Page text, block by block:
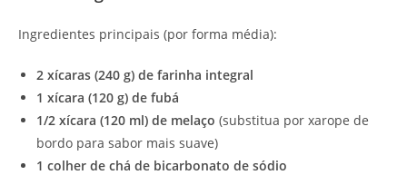
Ingredientes principais (por forma média):
2 xícaras (240 g) de farinha integral
1 xícara (120 g) de fubá
1/2 xícara (120 ml) de melaço (substitua por xarope de
bordo para sabor mais suave)
1 colher de chá de bicarbonato de sódio